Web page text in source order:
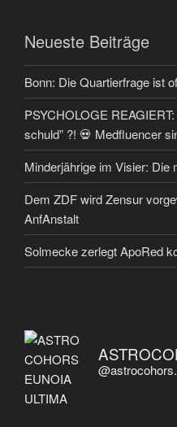
Neueste Beiträge
Bonn: Die Quartierfrage ist
PSYCHOLOGE
schuld” ?! 💀 Medfluencer
Minderjährige im Visier: Die
Dem ZDF wird Zensur
AnfAnstalt
Solmecke zerlegt ApoRed